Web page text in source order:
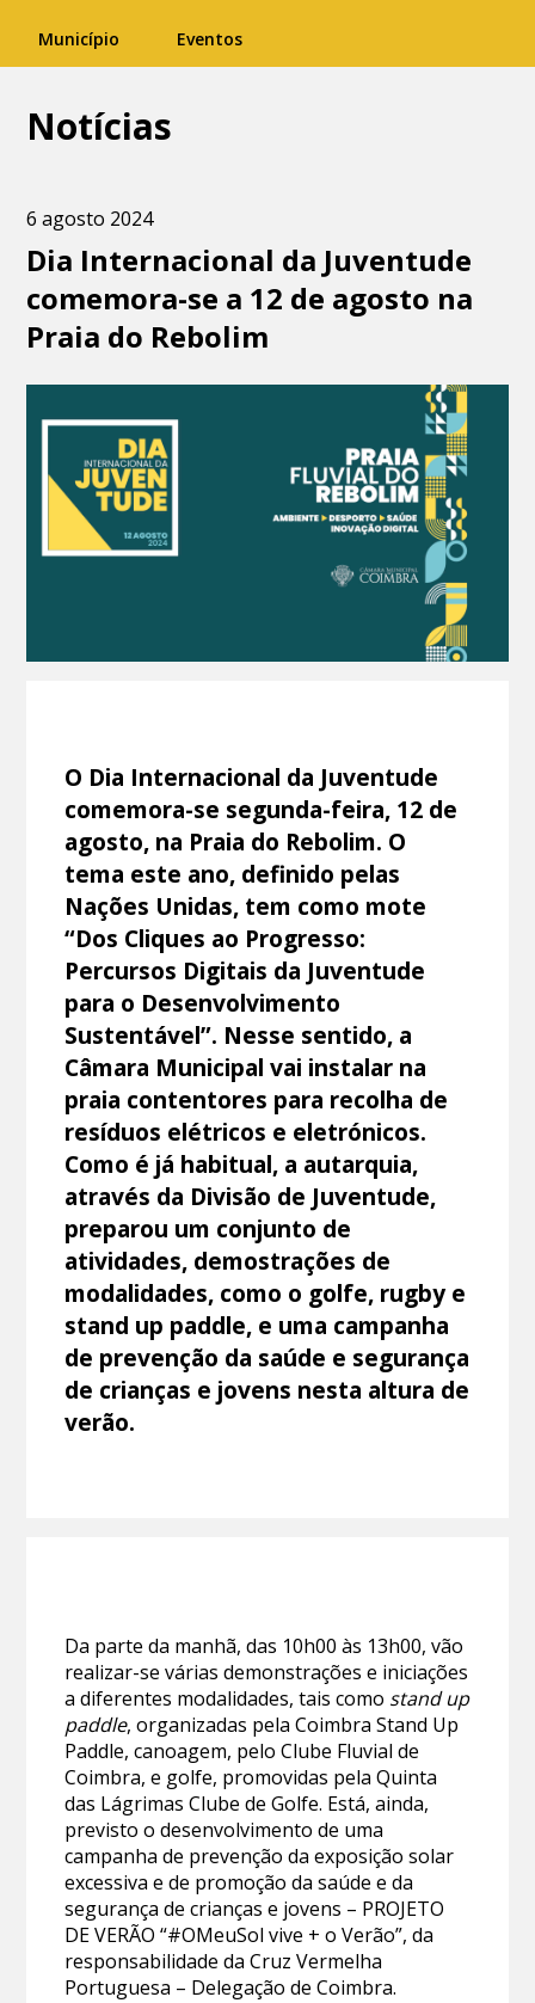
Município Eventos
Notícias
6 agosto 2024
Dia Internacional da Juventude
comemora-se a 12 de agosto na
Praia do Rebolim
O Dia Internacional da Juventude
comemora-se segunda-feira, 12 de
agosto, na Praia do Rebolim. O
tema este ano, definido pelas
Nações Unidas, tem como mote
“Dos Cliques ao Progresso:
Percursos Digitais da Juventude
para o Desenvolvimento
Sustentável”. Nesse sentido, a
Câmara Municipal vai instalar na
praia contentores para recolha de
resíduos elétricos e eletrónicos.
Como é já habitual, a autarquia,
através da Divisão de Juventude,
preparou um conjunto de
atividades, demostrações de
modalidades, como o golfe, rugby e
stand up paddle, e uma campanha
de prevenção da saúde e segurança
de crianças e jovens nesta altura de
verão.
Da parte da manhã, das 10h00 às 13h00, vão
realizar-se várias demonstrações e iniciações
a diferentes modalidades, tais como stand up
paddle, organizadas pela Coimbra Stand Up
Paddle, canoagem, pelo Clube Fluvial de
Coimbra, e golfe, promovidas pela Quinta
das Lágrimas Clube de Golfe. Está, ainda,
previsto o desenvolvimento de uma
campanha de prevenção da exposição solar
excessiva e de promoção da saúde e da
segurança de crianças e jovens – PROJETO
DE VERÃO “#OMeuSol vive + o Verão”, da
responsabilidade da Cruz Vermelha
Portuguesa – Delegação de Coimbra.